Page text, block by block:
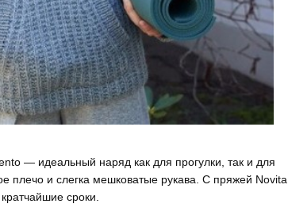
— идеальный наряд как для прогулки, так и для
плечо и слегка мешковатые рукава. С пряжей Novita
сроки.